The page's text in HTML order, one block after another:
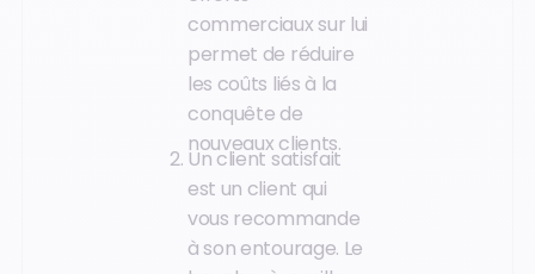
commerciaux sur lui
permet de réduire
les coûts liés à la
conquête de
nouveaux clients.
Un client satisfait
est un client qui
vous recommande
à son entourage. Le